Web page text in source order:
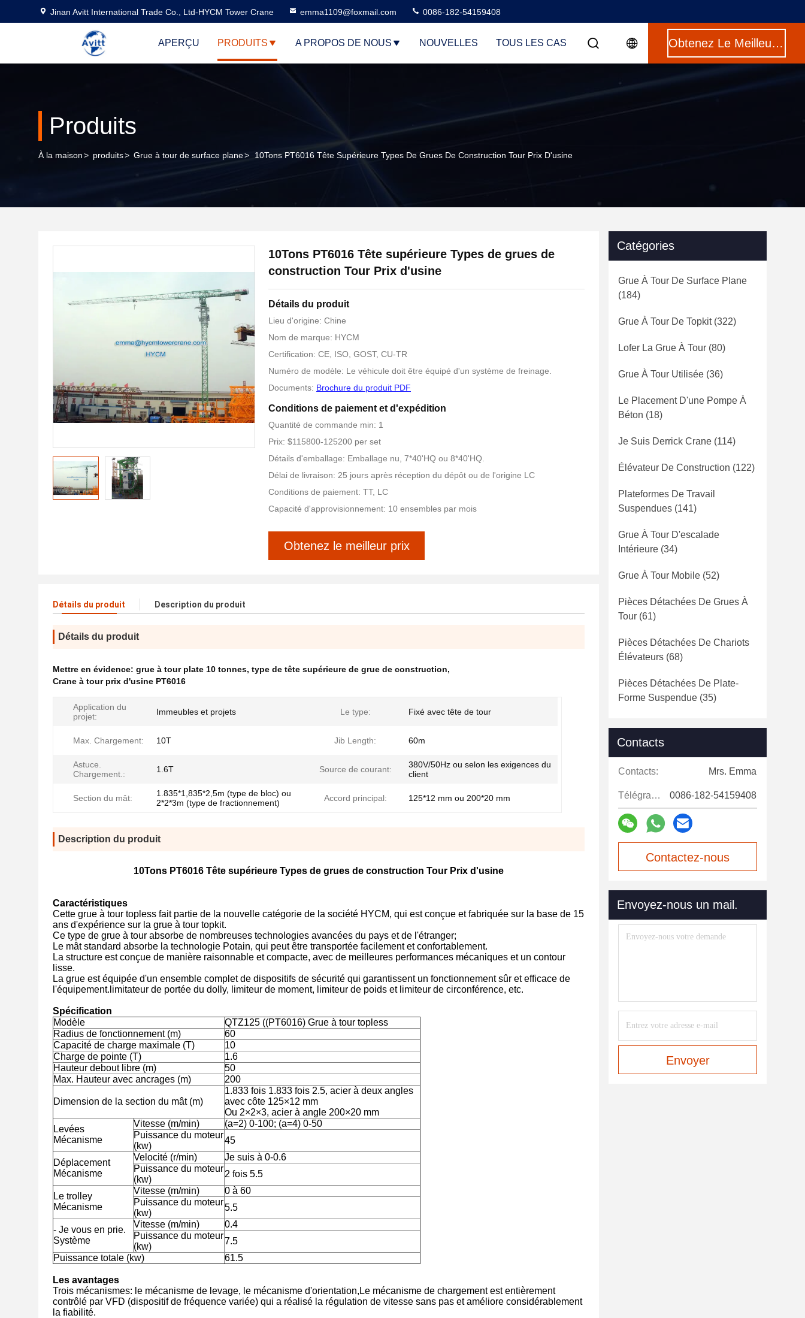
Jinan Avitt International Trade Co., Ltd-HYCM Tower Crane emma1109@foxmail.com 0086-182-54159408
APERÇU PRODUITS A PROPOS DE NOUS NOUVELLES TOUS LES CAS Obtenez Le Meilleur Prix
Produits
À la maison> produits> Grue à tour de surface plane> 10Tons PT6016 Tête Supérieure Types De Grues De Construction Tour Prix D'usine
10Tons PT6016 Tête supérieure Types de grues de
construction Tour Prix d'usine
Détails du produit
Lieu d'origine: Chine
Nom de marque: HYCM
Certification: CE, ISO, GOST, CU-TR
Numéro de modèle: Le véhicule doit être équipé d'un système de freinage.
Documents: Brochure du produit PDF
Conditions de paiement et d'expédition
Quantité de commande min: 1
Prix: $115800-125200 per set
Détails d'emballage: Emballage nu, 7*40'HQ ou 8*40'HQ.
Délai de livraison: 25 jours après réception du dépôt ou de l'origine LC
Conditions de paiement: TT, LC
Capacité d'approvisionnement: 10 ensembles par mois
Obtenez le meilleur prix
Détails du produit Description du produit
Détails du produit
Mettre en évidence: grue à tour plate 10 tonnes, type de tête supérieure de grue de construction,
Crane à tour prix d'usine PT6016
Application du
projet:
Immeubles et projets Le type: Fixé avec tête de tour
Max. Chargement: 10T Jib Length: 60m
Astuce.
Chargement.:
1.6T Source de courant:
380V/50Hz ou selon les exigences du
client
Section du mât:
1.835*1,835*2,5m (type de bloc) ou
2*2*3m (type de fractionnement)
Accord principal: 125*12 mm ou 200*20 mm
Description du produit
10Tons PT6016 Tête supérieure Types de grues de construction Tour Prix d'usine
Caractéristiques
Cette grue à tour topless fait partie de la nouvelle catégorie de la société HYCM, qui est conçue et fabriquée sur la base de 15
ans d'expérience sur la grue à tour topkit.
Ce type de grue à tour absorbe de nombreuses technologies avancées du pays et de l'étranger;
Le mât standard absorbe la technologie Potain, qui peut être transportée facilement et confortablement.
La structure est conçue de manière raisonnable et compacte, avec de meilleures performances mécaniques et un contour
lisse.
La grue est équipée d'un ensemble complet de dispositifs de sécurité qui garantissent un fonctionnement sûr et efficace de
l'équipement.limitateur de portée du dolly, limiteur de moment, limiteur de poids et limiteur de circonférence, etc.
Spécification
Modèle
QTZ125 ((PT6016) Grue à tour topless
Radius de fonctionnement (m)
60
Capacité de charge maximale (T)
10
Charge de pointe (T)
1.6
Hauteur debout libre (m)
50
Max. Hauteur avec ancrages (m)
200
Dimension de la section du mât (m)
1.833 fois 1.833 fois 2.5, acier à deux angles
avec côte 125×12 mm
Ou 2×2×3, acier à angle 200×20 mm
Levées
Mécanisme
Vitesse (m/min)
(a=2) 0-100; (a=4) 0-50
Puissance du moteur
(kw)
45
Déplacement
Mécanisme
Velocité (r/min)
Je suis à 0-0.6
Puissance du moteur
(kw)
2 fois 5.5
Le trolley
Mécanisme
Vitesse (m/min)
0 à 60
Puissance du moteur
(kw)
5.5
- Je vous en prie.
Système
Vitesse (m/min)
0.4
Puissance du moteur
(kw)
7.5
Puissance totale (kw)
61.5
Les avantages
Trois mécanismes: le mécanisme de levage, le mécanisme d'orientation,Le mécanisme de chargement est entièrement
contrôlé par VFD (dispositif de fréquence variée) qui a réalisé la régulation de vitesse sans pas et améliore considérablement
la fiabilité.
Catégories
Grue À Tour De Surface Plane
(184)
Grue À Tour De Topkit(322)
Lofer La Grue À Tour (80)
Grue À Tour Utilisée (36)
Le Placement D'une Pompe À
Béton (18)
Je Suis Derrick Crane (114)
Élévateur De Construction (122)
Plateformes De Travail
Suspendues (141)
Grue À Tour D'escalade
Intérieure (34)
Grue À Tour Mobile (52)
Pièces Détachées De Grues À
Tour (61)
Pièces Détachées De Chariots
Élévateurs (68)
Pièces Détachées De Plate-
Forme Suspendue (35)
Contacts
Contacts: Mrs. Emma
Télégramme: 0086-182-54159408
Contactez-nous
Envoyez-nous un mail.
Envoyer